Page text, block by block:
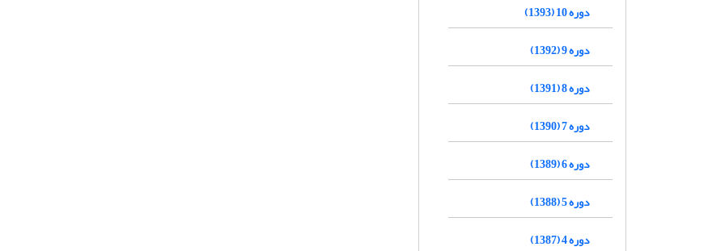
دوره 10 (1393)
دوره 9 (1392)
دوره 8 (1391)
دوره 7 (1390)
دوره 6 (1389)
دوره 5 (1388)
دوره 4 (1387)